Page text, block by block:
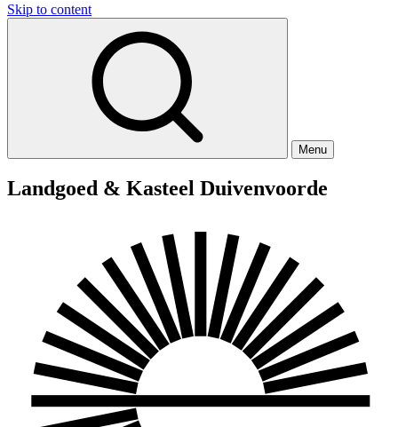
Skip to content
Menu
Landgoed & Kasteel Duivenvoorde